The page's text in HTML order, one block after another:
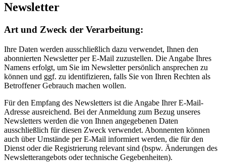
Newsletter
Art und Zweck der Verarbeitung:
Ihre Daten werden ausschließlich dazu verwendet, Ihnen den
abonnierten Newsletter per E-Mail zuzustellen. Die Angabe Ihres
Namens erfolgt, um Sie im Newsletter persönlich ansprechen zu
können und ggf. zu identifizieren, falls Sie von Ihren Rechten als
Betroffener Gebrauch machen wollen.
Für den Empfang des Newsletters ist die Angabe Ihrer E-Mail-
Adresse ausreichend. Bei der Anmeldung zum Bezug unseres
Newsletters werden die von Ihnen angegebenen Daten
ausschließlich für diesen Zweck verwendet. Abonnenten können
auch über Umstände per E-Mail informiert werden, die für den
Dienst oder die Registrierung relevant sind (bspw. Änderungen des
Newsletterangebots oder technische Gegebenheiten).